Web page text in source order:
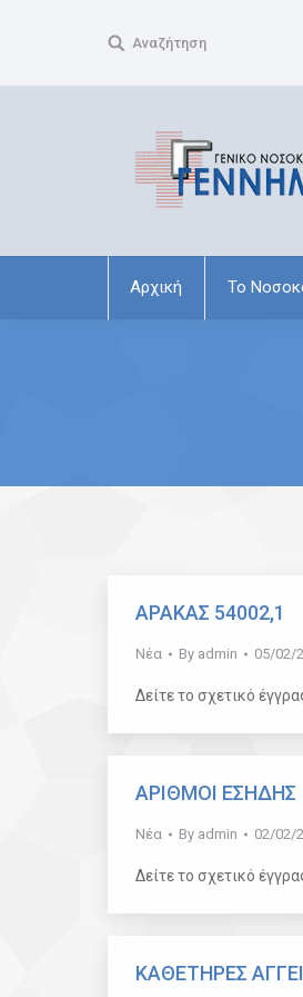
Search:Αναζήτηση
Αρχική Το
ΑΡΑΚΑΣ 54002,1
Νέα By admin 05/02/
Δείτε το σχετικό
ΑΡΙΘΜΟΙ ΕΣΗΔΗΣ
Νέα By admin 02/02/
Δείτε το σχετικό
ΚΑΘΕΤΗΡΕΣ